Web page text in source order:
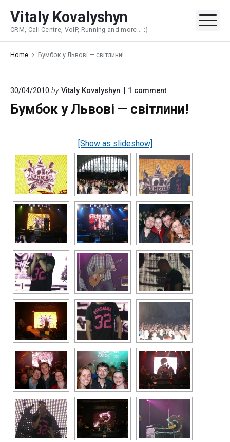
content
Vitaly Kovalyshyn
CRM, Call Centre, VoIP, Running and more... ;)
Home Бумбок у Львові — світлини!
30/04/2010 by Vitaly Kovalyshyn 1 commenton
у
Бумбок у Львові — світлини!
[Show as slideshow]